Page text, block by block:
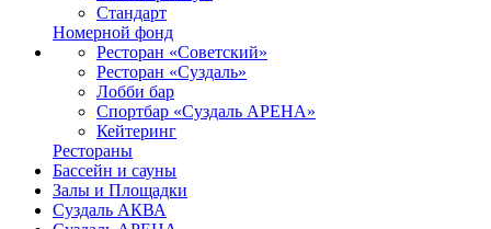
Стандарт
Номерной фонд
Ресторан «Советский»
Ресторан «Суздаль»
Лобби бар
Спортбар «Суздаль АРЕНА»
Кейтеринг
Рестораны
Бассейн и сауны
Залы и Площадки
Суздаль АКВА